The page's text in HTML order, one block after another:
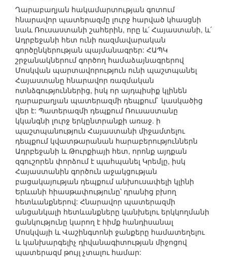
Ղարաբաղյան հակամարտության գոտում
հնարավոր պատերազմը լուրջ հարված կհասցնի
նաև Ռուսաստանի շահերին, որը և՛ Հայաստանի, և՛
Ադրբեջանի հետ ունի ռազմավարական
գործընկերության պայմանագրեր: ՀԱՊԿ
շրջանակներում գործող համաձայնագրերով
Մոսկվան պարտավորություն ունի պաշտպանել
Հայաստանը հնարավոր ռազմական
ոտնձգություններից, իսկ որ այդպիսիք կլինեն
ղարաբաղյան պատերազմի դեպքում` կասկածից
վեր է: Պատերազմի դեպքում Ռուսաստանը
կկանգնի լուրջ երկընտրանքի առաջ. ի
պաշտպանություն Հայաստանի միջամտելու
դեպքում կվատթարանան հարաբերություններն
Ադրբեջանի և Թուրքիայի հետ, որոնք այդքան
զգուշորեն փորձում է պահպանել Կրեմլը, իսկ
Հայաստանին գործուն աջակցության
բացակայության դեպքում անխուսափելի կլինի
Երևանի հիասթափությունը՝ դրանից բխող
հետևանքներով: Հնարավոր պատերազմի
անցանկալի հետևանքները կանխելու երկկողմանի
ցանկությունը կարող է հիմք հանդիսանալ
Մոսկվայի և Վաշինգտոնի ջանքերը համատեղելու
և կանխարգելիչ դիվանագիտության միջոցով
պատերազմ թույլ չտալու համար: